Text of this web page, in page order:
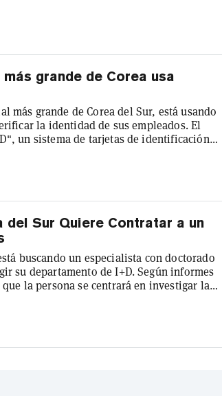
marco normativo actual de Hong Kong en
dinero. Recomendó que Hong Kong
grande de Corea usa
más grande de Corea del Sur, está usando
la identidad de sus empleados. El
un sistema de tarjetas de identificación
utilizarán el sistema Distributed ID para
utilizando una llave digital de tarjetas
del Sur Quiere Contratar a un
buscando un especialista con doctorado
su departamento de I+D. Según informes
la persona se centrará en investigar la
varias maneras de estructurar y operar
para procesar las transacciones. Los